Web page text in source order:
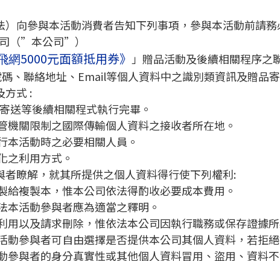
向參與本活動消費者告知下列事項，參與本活動前請務
（”本公司”）
網5000元面額抵用券》 」贈品活動及後續相關程序之
、聯絡地址、Email等個人資料中之識別類資訊及贈品
方式 :
等後續相關程式執行完畢。
關限制之國際傳輸個人資料之接收者所在地。
活動時之必要相關人員。
利用方式。
瞭解，就其所提供之個人資料得行使下列權利:
複製本，惟本公司依法得酌收必要成本費用。
活動參與者應為適當之釋明。
以及請求刪除，惟依法本公司因執行職務或保存證據
動參與者可自由選擇是否提供本公司其個人資料，若拒
參與者的身分真實性或其他個人資料冒用、盜用、資料